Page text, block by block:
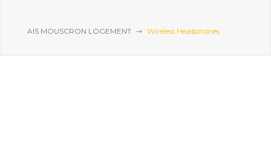
AIS MOUSCRON LOGEMENT Wireless Headphones